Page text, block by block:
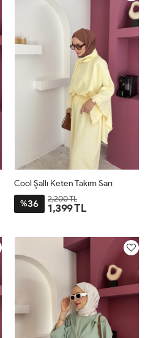
Cool Şallı Keten Takım Sarı
%36 2,200 TL
1,399 TL